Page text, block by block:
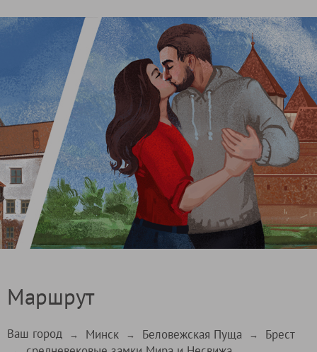
Маршрут
Ваш город → Минск → Беловежская Пуща → Брест